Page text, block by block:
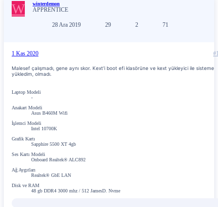
W winterdemon
APPRENTICE
28 Ara 2019 29 2 71
1 Kas 2020
Malesef çalışmadı, gene aynı skor. Kext'i boot efi klasörüne ve kext yükleyici ile sisteme
yükledim, olmadı.
Laptop Modeli
-
Anakart Modeli
Asus B460M Wifi
İşlemci Modeli
Intel 10700K
Grafik Kartı
Sapphire 5500 XT 4gb
Ses Kartı Modeli
Onboard Realtek® ALC892
Ağ Aygıtları
Realtek® GbE LAN
Disk ve RAM
48 gb DDR4 3000 mhz / 512 JamesD. Nvme